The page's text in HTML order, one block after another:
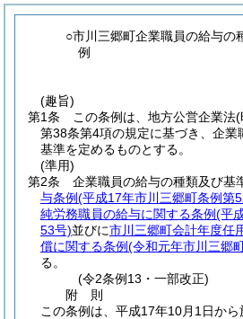
○市川三郷町企業職員の給与の
例
(趣旨)
第1条
この条例は、地方公営企業法(
第38条第4項の規定に基づき、企業
基準を定めるものとする。
(準用)
第2条
企業職員の給与の種類及び基
与条例(平成17年市川三郷町条例第
純労務職員の給与に関する条例(平
53号)並びに市川三郷町会計年度任
償に関する条例(令和元年市川三郷
る。
(令2条例13・一部改正)
附 則
この条例は、平成17年10月1日から